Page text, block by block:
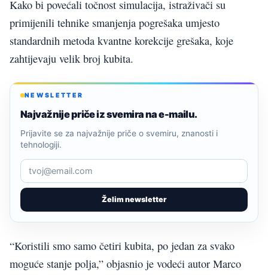
Kako bi povećali točnost simulacija, istraživači su
primijenili tehnike smanjenja pogrešaka umjesto
standardnih metoda kvantne korekcije grešaka, koje
zahtijevaju velik broj kubita.
NEWSLETTER
Najvažnije priče iz svemira na e-mailu.
Želim newsletter
Prijavite se za najvažnije priče o svemiru, znanosti i
tehnologiji.
“Koristili smo samo četiri kubita, po jedan za svako
moguće stanje polja,” objasnio je vodeći autor Marco